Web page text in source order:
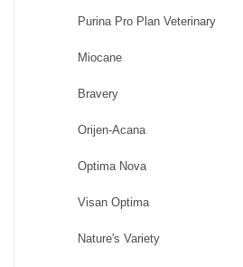
Purina Pro Plan Veterinary
Miocane
Bravery
Orijen-Acana
Optima Nova
Visan Optima
Nature's Variety